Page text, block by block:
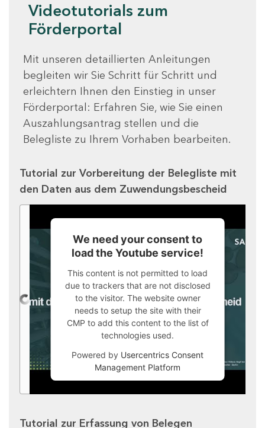
Videotutorials zum
Förderportal
Mit unseren detaillierten Anleitungen
begleiten wir Sie Schritt für Schritt und
erleichtern Ihnen den Einstieg in unser
Förderportal: Erfahren Sie, wie Sie einen
Auszahlungsantrag stellen und die
Belegliste zu Ihrem Vorhaben bearbeiten.
Tutorial zur Vorbereitung der Belegliste mit
den Daten aus dem Zuwendungsbescheid
We need your consent to
load the Youtube service!
This content is not permitted to load
due to trackers that are not disclosed
to the visitor. The website owner
needs to setup the site with their
CMP to add this content to the list of
technologies used.
Powered by Usercentrics Consent
Management Platform
Tutorial zur Erfassung von Belegen